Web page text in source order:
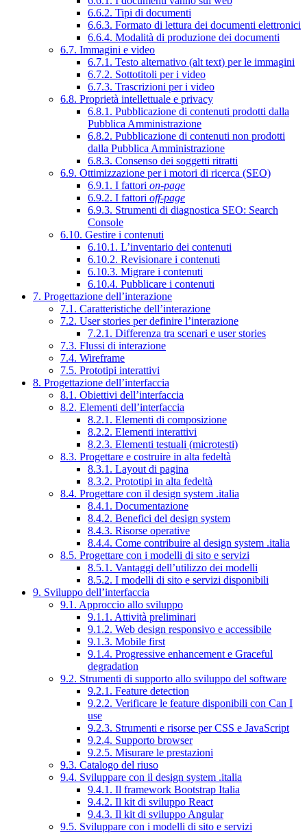
6.6.2. Tipi di documenti
6.6.3. Formato di lettura dei documenti elettronici
6.6.4. Modalità di produzione dei documenti
6.7. Immagini e video
6.7.1. Testo alternativo (alt text) per le immagini
6.7.2. Sottotitoli per i video
6.7.3. Trascrizioni per i video
6.8. Proprietà intellettuale e privacy
6.8.1. Pubblicazione di contenuti prodotti dalla
Pubblica Amministrazione
6.8.2. Pubblicazione di contenuti non prodotti
dalla Pubblica Amministrazione
6.8.3. Consenso dei soggetti ritratti
6.9. Ottimizzazione per i motori di ricerca (SEO)
6.9.1. I fattori on-page
6.9.2. I fattori off-page
6.9.3. Strumenti di diagnostica SEO: Search
Console
6.10. Gestire i contenuti
6.10.1. L’inventario dei contenuti
6.10.2. Revisionare i contenuti
6.10.3. Migrare i contenuti
6.10.4. Pubblicare i contenuti
7. Progettazione dell’interazione
7.1. Caratteristiche dell’interazione
7.2. User stories per definire l’interazione
7.2.1. Differenza tra scenari e user stories
7.3. Flussi di interazione
7.4. Wireframe
7.5. Prototipi interattivi
8. Progettazione dell’interfaccia
8.1. Obiettivi dell’interfaccia
8.2. Elementi dell’interfaccia
8.2.1. Elementi di composizione
8.2.2. Elementi interattivi
8.2.3. Elementi testuali (microtesti)
8.3. Progettare e costruire in alta fedeltà
8.3.1. Layout di pagina
8.3.2. Prototipi in alta fedeltà
8.4. Progettare con il design system .italia
8.4.1. Documentazione
8.4.2. Benefici del design system
8.4.3. Risorse operative
8.4.4. Come contribuire al design system .italia
8.5. Progettare con i modelli di sito e servizi
8.5.1. Vantaggi dell’utilizzo dei modelli
8.5.2. I modelli di sito e servizi disponibili
9. Sviluppo dell’interfaccia
9.1. Approccio allo sviluppo
9.1.1. Attività preliminari
9.1.2. Web design responsivo e accessibile
9.1.3. Mobile first
9.1.4. Progressive enhancement e Graceful
degradation
9.2. Strumenti di supporto allo sviluppo del software
9.2.1. Feature detection
9.2.2. Verificare le feature disponibili con Can I
use
9.2.3. Strumenti e risorse per CSS e JavaScript
9.2.4. Supporto browser
9.2.5. Misurare le prestazioni
9.3. Catalogo del riuso
9.4. Sviluppare con il design system .italia
9.4.1. Il framework Bootstrap Italia
9.4.2. Il kit di sviluppo React
9.4.3. Il kit di sviluppo Angular
9.5. Sviluppare con i modelli di sito e servizi